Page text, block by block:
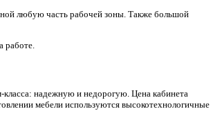
любую часть рабочей зоны. Также большой
работе.
класса: надежную и недорогую. Цена кабинета
мебели используются высокотехнологичные